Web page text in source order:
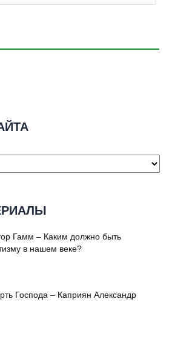
Гамм – Каким должно быть
в нашем веке?
Господа – Каприян Александр